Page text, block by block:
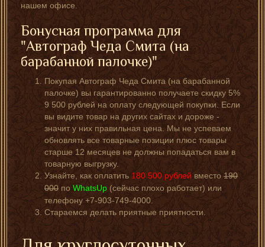
нашем офисе.
Бонусная программа для
"Автограф Чеда Смита (на
барабанной палочке)"
Покупая Автограф Чеда Смита (на барабанной
палочке) вы гарантированно получаете скидку 5%
9 500 рублей на оплату следующей покупки. Если
вы видите товар на других сайтах и дороже -
значит у них правильная цена. Мы не успеваем
обновлять все товарные позиции плюс товары
старше 12 месяцев не должны попадаться вам в
товарную выгрузку.
Узнайте, как оплатить180 500 рублейвместо190
000поWhatsUp (сейчас плохо работает) или
телефону +7-903-749-4000.
Стараемся делать приятные приятности.